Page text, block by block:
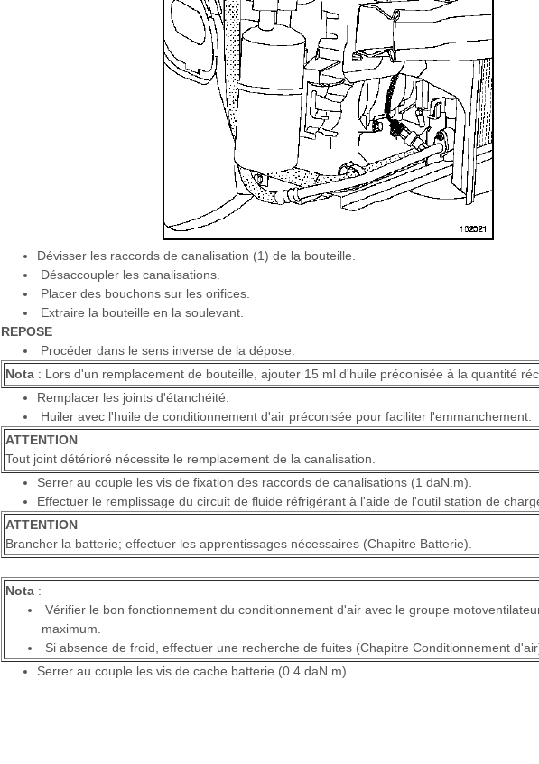
Dévisser les raccords de canalisation (1) de la bouteille.
Désaccoupler les canalisations.
Placer des bouchons sur les orifices.
Extraire la bouteille en la soulevant.
REPOSE
Procéder dans le sens inverse de la dépose.
Nota: Lors d'un remplacement de bouteille, ajouter 15 ml d'huile préconisée à la quantité
Remplacer les joints d'étanchéité.
Huiler avec l'huile de conditionnement d'air préconisée pour faciliter l'emmanchement.
ATTENTION
Tout joint détérioré nécessite le remplacement de la canalisation.
Serrer au couple les vis de fixation des raccords de canalisations (1 daN.m).
Effectuer le remplissage du circuit de fluide réfrigérant à l'aide de l'outil station de
ATTENTION
Brancher la batterie; effectuer les apprentissages nécessaires (Chapitre Batterie).
Nota:
Vérifier le bon fonctionnement du conditionnement d'air avec le groupe
maximum.
Si absence de froid, effectuer une recherche de fuites (Chapitre Conditionnement
Serrer au couple les vis de cache batterie (0.4 daN.m).